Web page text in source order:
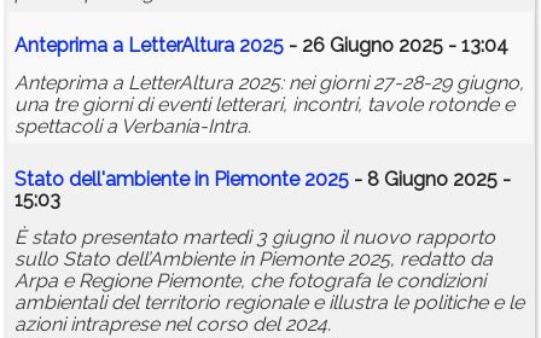
Anteprima a LetterAltura 2025 - 26 Giugno 2025 - 13:04
Anteprima a LetterAltura 2025: nei giorni 27-28-29 giugno,
una tre giorni di eventi letterari, incontri, tavole rotonde e
spettacoli a Verbania-Intra.
Stato dell'ambiente in Piemonte 2025 - 8 Giugno 2025 -
15:03
È stato presentato martedì 3 giugno il nuovo rapporto
sullo Stato dell’Ambiente in Piemonte 2025, redatto da
Arpa e Regione Piemonte, che fotografa le condizioni
ambientali del territorio regionale e illustra le politiche e le
azioni intraprese nel corso del 2024.